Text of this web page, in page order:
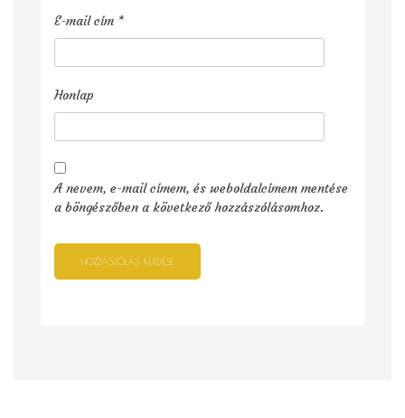
E-mail cím *
Honlap
A nevem, e-mail címem, és weboldalcímem mentése
a böngészőben a következő hozzászólásomhoz.